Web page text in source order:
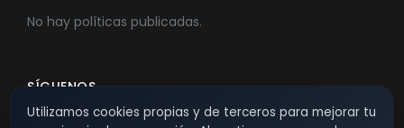
No hay políticas publicadas.
SÍGUENOS
Utilizamos cookies propias y de terceros para mejorar tu